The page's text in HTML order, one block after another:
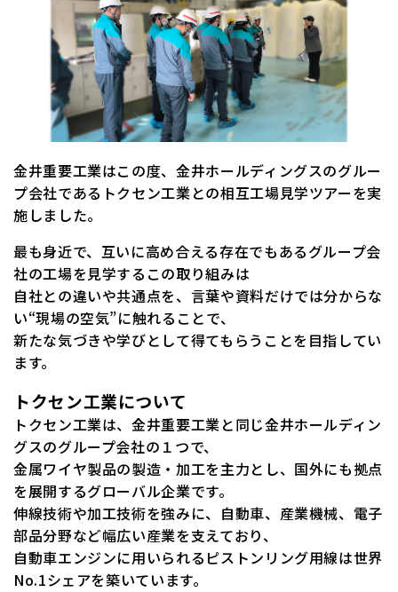
金井重要工業はこの度、金井ホールディングスのグルー
プ会社であるトクセン工業との相互工場見学ツアーを実
施しました。
最も身近で、互いに高め合える存在でもあるグループ会
社の工場を見学するこの取り組みは
自社との違いや共通点を、言葉や資料だけでは分からな
い“現場の空気”に触れることで、
新たな気づきや学びとして得てもらうことを目指してい
ます。
トクセン工業について
トクセン工業は、金井重要工業と同じ金井ホールディン
グスのグループ会社の１つで、
金属ワイヤ製品の製造・加工を主力とし、国外にも拠点
を展開するグローバル企業です。
伸線技術や加工技術を強みに、自動車、産業機械、電子
部品分野など幅広い産業を支えており、
自動車エンジンに用いられるピストンリング用線は世界
No.1シェアを築いています。